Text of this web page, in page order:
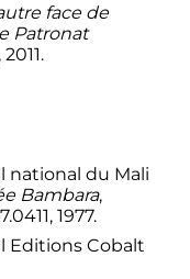
face de
Patronat
national du Mali
Bambara,
1977.
Editions Cobalt